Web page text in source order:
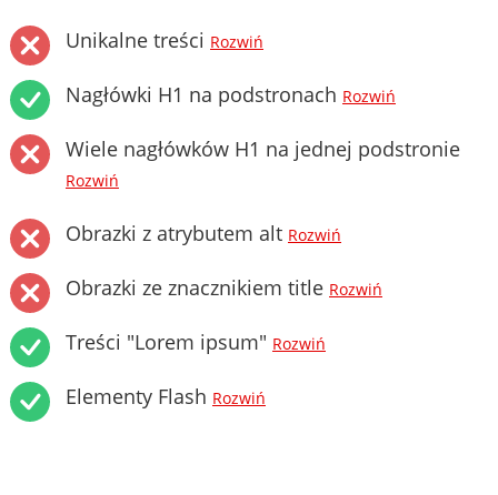
Unikalne treści Rozwiń
Nagłówki H1 na podstronach Rozwiń
Wiele nagłówków H1 na jednej podstronie
Rozwiń
Obrazki z atrybutem alt Rozwiń
Obrazki ze znacznikiem title Rozwiń
Treści "Lorem ipsum" Rozwiń
Elementy Flash Rozwiń